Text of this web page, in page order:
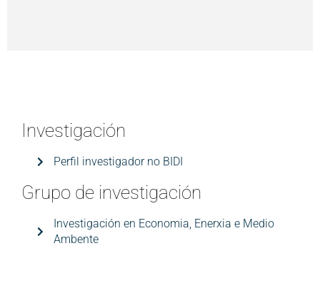
Investigación
Perfil investigador no BIDI
Grupo de investigación
Investigación en Economia, Enerxia e Medio
Ambente